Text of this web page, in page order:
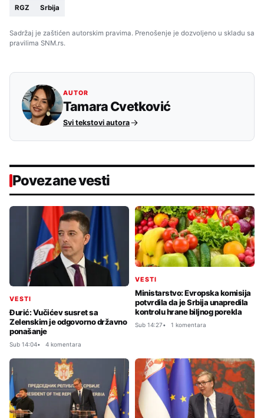
RGZ Srbija
Sadržaj je zaštićen autorskim pravima. Prenošenje je dozvoljeno u skladu sa
pravilima SNM.rs.
AUTOR
Tamara Cvetković
Svi tekstovi autora
Povezane vesti
VESTI
Đurić: Vučićev susret sa
Zelenskim je odgovorno državno
ponašanje
Sub 14:04 4 komentara
VESTI
Ministarstvo: Evropska komisija
potvrdila da je Srbija unapredila
kontrolu hrane biljnog porekla
Sub 14:27 1 komentara